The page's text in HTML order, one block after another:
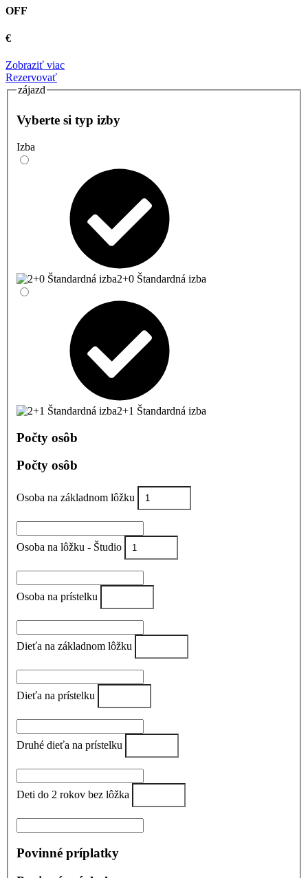
OFF
€
Zobraziť viac
Rezervovať
zájazd
Vyberte si typ izby
Izba
2+0 Štandardná izba
2+1 Štandardná izba
Počty osôb
Počty osôb
Osoba na základnom lôžku
Osoba na lôžku - Študio
Osoba na prístelku
Dieťa na základnom lôžku
Dieťa na prístelku
Druhé dieťa na prístelku
Deti do 2 rokov bez lôžka
Povinné príplatky